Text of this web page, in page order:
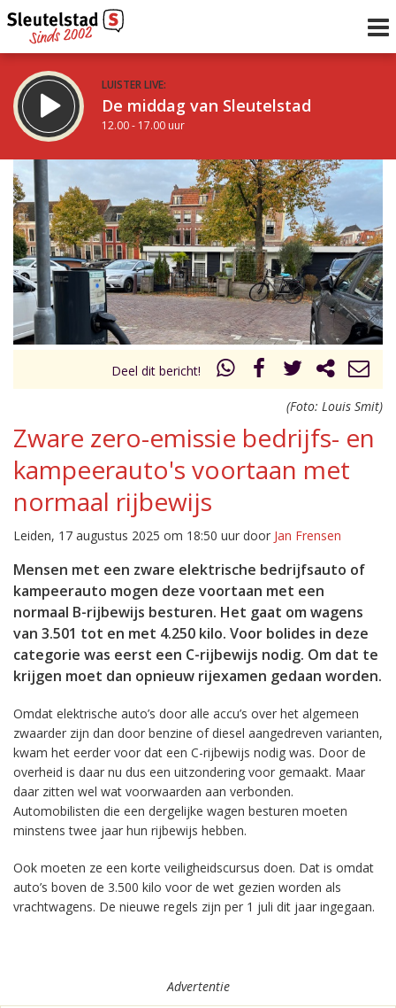
LUISTER LIVE:
De middag van Sleutelstad
12.00 - 17.00 uur
STRAKS:
Sleutelstad 30
17.00 - 19.00 uur
Vorig uur
uur 1 van 0 Volgend uur
Inklappen
Deel dit bericht!
(Foto: Louis Smit)
Zware zero-emissie bedrijfs- en
kampeerauto's voortaan met
normaal rijbewijs
Leiden, 17 augustus 2025 om 18:50 uur door Jan Frensen
Mensen met een zware elektrische bedrijfsauto of
kampeerauto mogen deze voortaan met een
normaal B-rijbewijs besturen. Het gaat om wagens
van 3.501 tot en met 4.250 kilo. Voor bolides in deze
categorie was eerst een C-rijbewijs nodig. Om dat te
krijgen moet dan opnieuw rijexamen gedaan worden.
Omdat elektrische auto’s door alle accu’s over het algemeen
zwaarder zijn dan door benzine of diesel aangedreven varianten,
kwam het eerder voor dat een C-rijbewijs nodig was. Door de
overheid is daar nu dus een uitzondering voor gemaakt. Maar
daar zitten wel wat voorwaarden aan verbonden.
Automobilisten die een dergelijke wagen besturen moeten
minstens twee jaar hun rijbewijs hebben.
Ook moeten ze een korte veiligheidscursus doen. Dat is omdat
auto’s boven de 3.500 kilo voor de wet gezien worden als
vrachtwagens. De nieuwe regels zijn per 1 juli dit jaar ingegaan.
Advertentie